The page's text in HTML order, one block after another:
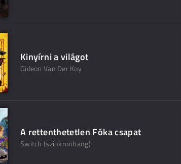
Kinyírni a világot
Gideon Van Der Koy
A rettenthetetlen Fóka csapat
Switch (szinkronhang)